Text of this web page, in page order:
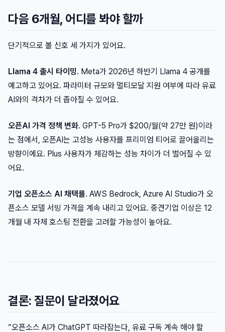
다음 6개월, 어디를 봐야 할까
단기적으로 볼 신호 세 가지가 있어요.
Llama 4 출시 타이밍. Meta가 2026년 하반기 Llama 4 공개를
예고하고 있어요. 파라미터 규모와 멀티모달 지원 여부에 따라 유료
AI와의 격차가 더 좁아질 수 있어요.
오픈AI 가격 정책 변화. GPT-5 Pro가 $200/월(약 27만 원)이라
는 점에서, 오픈AI는 고성능 사용자를 프리미엄 티어로 끌어올리는
방향이에요. Plus 사용자가 체감하는 성능 차이가 더 벌어질 수 있
어요.
기업 오픈소스 AI 채택률. AWS Bedrock, Azure AI Studio가 오
픈소스 모델 서빙 가격을 계속 내리고 있어요. 중견기업 이상은 12
개월 내 자체 호스팅 전환을 고려할 가능성이 높아요.
결론: 질문이 달라졌어요
“오픈소스 AI가 ChatGPT 따라잡는다, 유료 구독 계속 해야 할